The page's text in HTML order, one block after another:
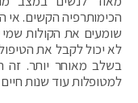
הכימותרפיה הקשים. אי
שומעים את הקולות
לא יכול לקבל את
בשלב מאוחר יותר.
למטופלות עוד שנות